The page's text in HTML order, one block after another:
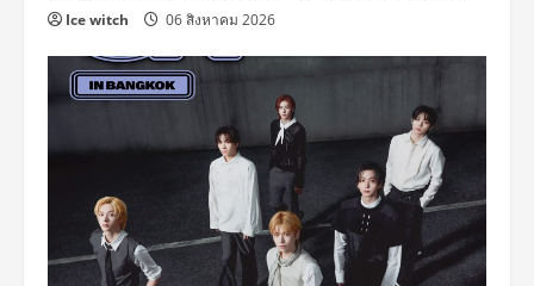
Ice witch 06 สิงหาคม 2026